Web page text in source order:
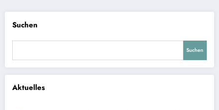
Beiträge
Suchen
Suchen
Aktuelles